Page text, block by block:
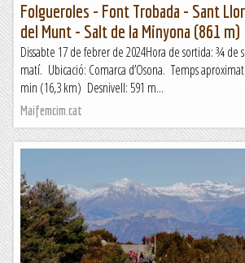
Folgueroles - Font Trobada - Sant
del Munt - Salt de la Minyona (861 m)
Dissabte 17 de febrer de 2024Hora de sortida: ¾ de
matí. Ubicació: Comarca d’Osona. Temps
min (16,3 km) Desnivell: 591 m...
Maifemcim.cat